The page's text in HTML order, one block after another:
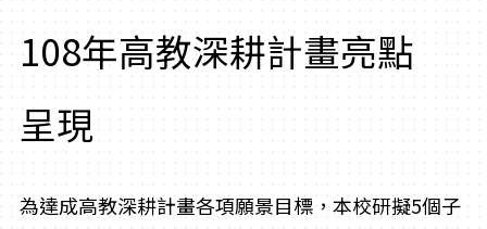
108年高教深耕計畫亮點
呈現
為達成高教深耕計畫各項願景目標，本校研擬5個子